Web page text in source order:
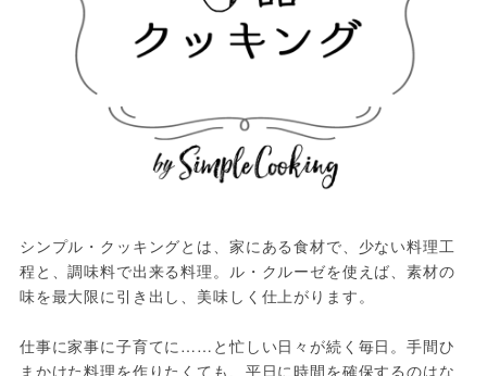
シンプル・クッキングとは、家にある食材で、少ない料理工
程と、調味料で出来る料理。ル・クルーゼを使えば、素材の
味を最大限に引き出し、美味しく仕上がります。
仕事に家事に子育てに……と忙しい日々が続く毎日。手間ひ
まかけた料理を作りたくても、平日に時間を確保するのはな